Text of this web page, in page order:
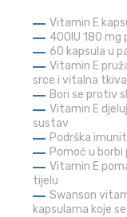
Vitamin E
400IU 180 mg
60 kapsula u
Vitamin E
srce i vitalna tkiva
Bori se protiv
Vitamin E
sustav
Podrška
Pomoć u
Vitamin E
tijelu
Swanson
kapsulama koje